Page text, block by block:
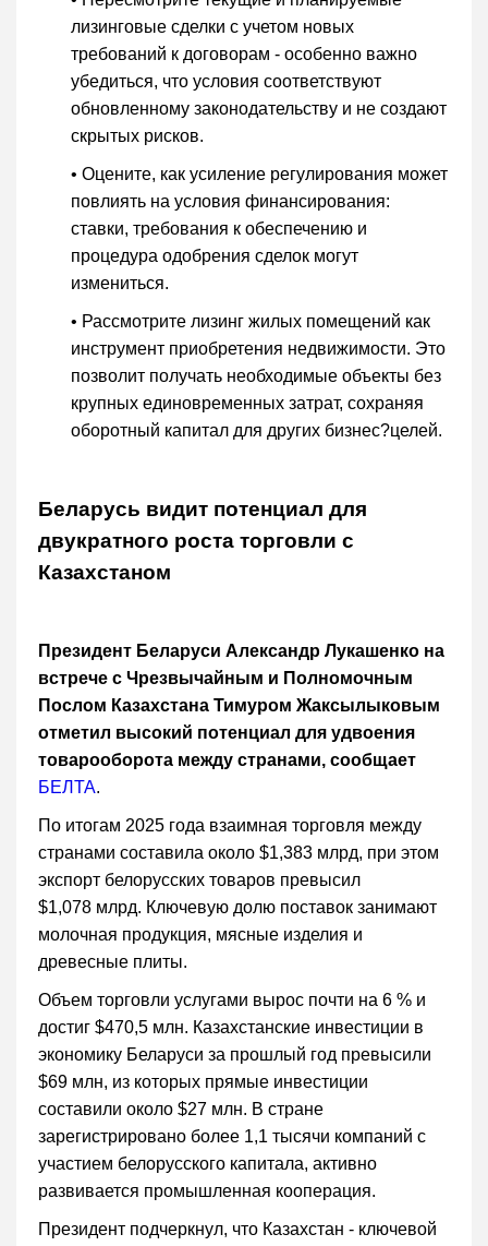
лизинговые сделки с учетом новых
требований к договорам - особенно важно
убедиться, что условия соответствуют
обновленному законодательству и не создают
скрытых рисков.
• Оцените, как усиление регулирования может
повлиять на условия финансирования:
ставки, требования к обеспечению и
процедура одобрения сделок могут
измениться.
• Рассмотрите лизинг жилых помещений как
инструмент приобретения недвижимости. Это
позволит получать необходимые объекты без
крупных единовременных затрат, сохраняя
оборотный капитал для других бизнес?целей.
Беларусь видит потенциал для
двукратного роста торговли с
Казахстаном
Президент Беларуси Александр Лукашенко на
встрече с Чрезвычайным и Полномочным
Послом Казахстана Тимуром Жаксылыковым
отметил высокий потенциал для удвоения
товарооборота между странами, сообщает
БЕЛТА.
По итогам 2025 года взаимная торговля между
странами составила около $1,383 млрд, при этом
экспорт белорусских товаров превысил
$1,078 млрд. Ключевую долю поставок занимают
молочная продукция, мясные изделия и
древесные плиты.
Объем торговли услугами вырос почти на 6 % и
достиг $470,5 млн. Казахстанские инвестиции в
экономику Беларуси за прошлый год превысили
$69 млн, из которых прямые инвестиции
составили около $27 млн. В стране
зарегистрировано более 1,1 тысячи компаний с
участием белорусского капитала, активно
развивается промышленная кооперация.
Президент подчеркнул, что Казахстан - ключевой